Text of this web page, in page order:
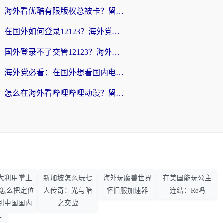
海外看优酷有限版权总被卡？留学生亲测有效的回国加速器选择指南
在国外如何登录12123？海外党必备的回国加速实用指南
国外登录不了交管12123？海外华人亲测有效的回国加速器选择指南
海外党必看：在国外想看国内电视剧用什么软件？3步解决地域限制
怎么在海外看哔哩哔哩动漫？留学生亲测有效的回国加速方案
利用掌上
么把定位
中国国内
新加坡怎么玩七
人传奇：光与暗
之交战
海外玩魔兽世界
怀旧服加速器
在美国能玩公主
连结：Re吗